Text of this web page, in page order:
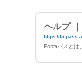
ヘルプ
https://
Pontaパスとは